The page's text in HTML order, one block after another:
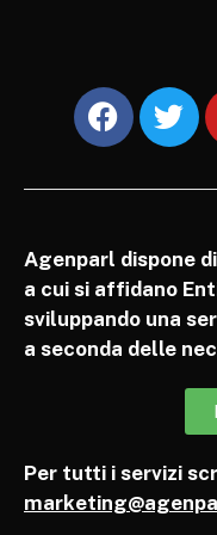
Agenparl dispone
a cui si affidano
sviluppando una
a seconda delle
Per tutti i servizi